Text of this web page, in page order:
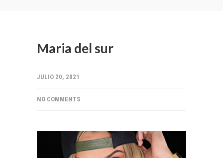
Maria del sur
JULIO 20, 2021
NO COMMENTS